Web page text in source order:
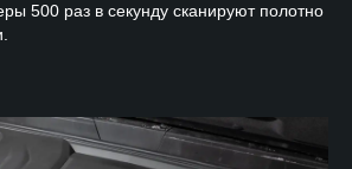
500 раз в секунду сканируют полотно